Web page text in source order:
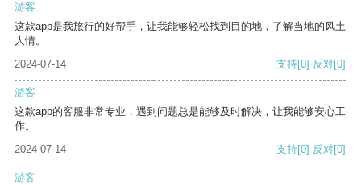
游客
这款app是我旅行的好帮手，让我能够轻松找到目的地，了解当地的风土
人情。
2024-07-14
支持[0] 反对[0]
游客
这款app的客服非常专业，遇到问题总是能够及时解决，让我能够安心工
作。
2024-07-14
支持[0] 反对[0]
游客